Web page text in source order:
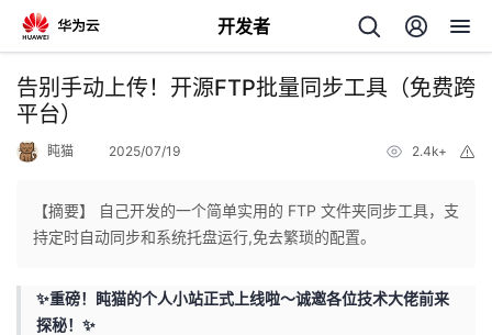
开发者
返
回
人
我
告别手动上传！开源FTP批量同步工具（免费跨
平台）​​
盹猫 2025/07/19 2.4k+
【摘要】 自己开发的一个简单实用的 FTP 文件夹同步工具，支
持定时自动同步和系统托盘运行,免去繁琐的配置。
✨重磅！盹猫的个人小站正式上线啦～诚邀各位技术大佬前来
探秘！✨